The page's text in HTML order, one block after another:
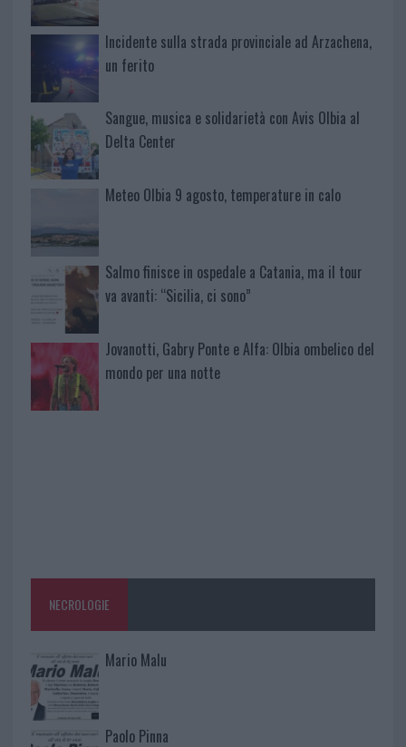
Incidente sulla strada provinciale ad Arzachena,
un ferito
Sangue, musica e solidarietà con Avis Olbia al
Delta Center
Meteo Olbia 9 agosto, temperature in calo
Salmo finisce in ospedale a Catania, ma il tour
va avanti: “Sicilia, ci sono”
Jovanotti, Gabry Ponte e Alfa: Olbia ombelico del
mondo per una notte
NECROLOGIE
Mario Malu
Paolo Pinna